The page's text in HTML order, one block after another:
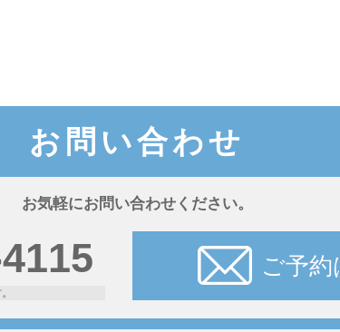
お問い合わせ
お気軽にお問い合わせください。
ご予